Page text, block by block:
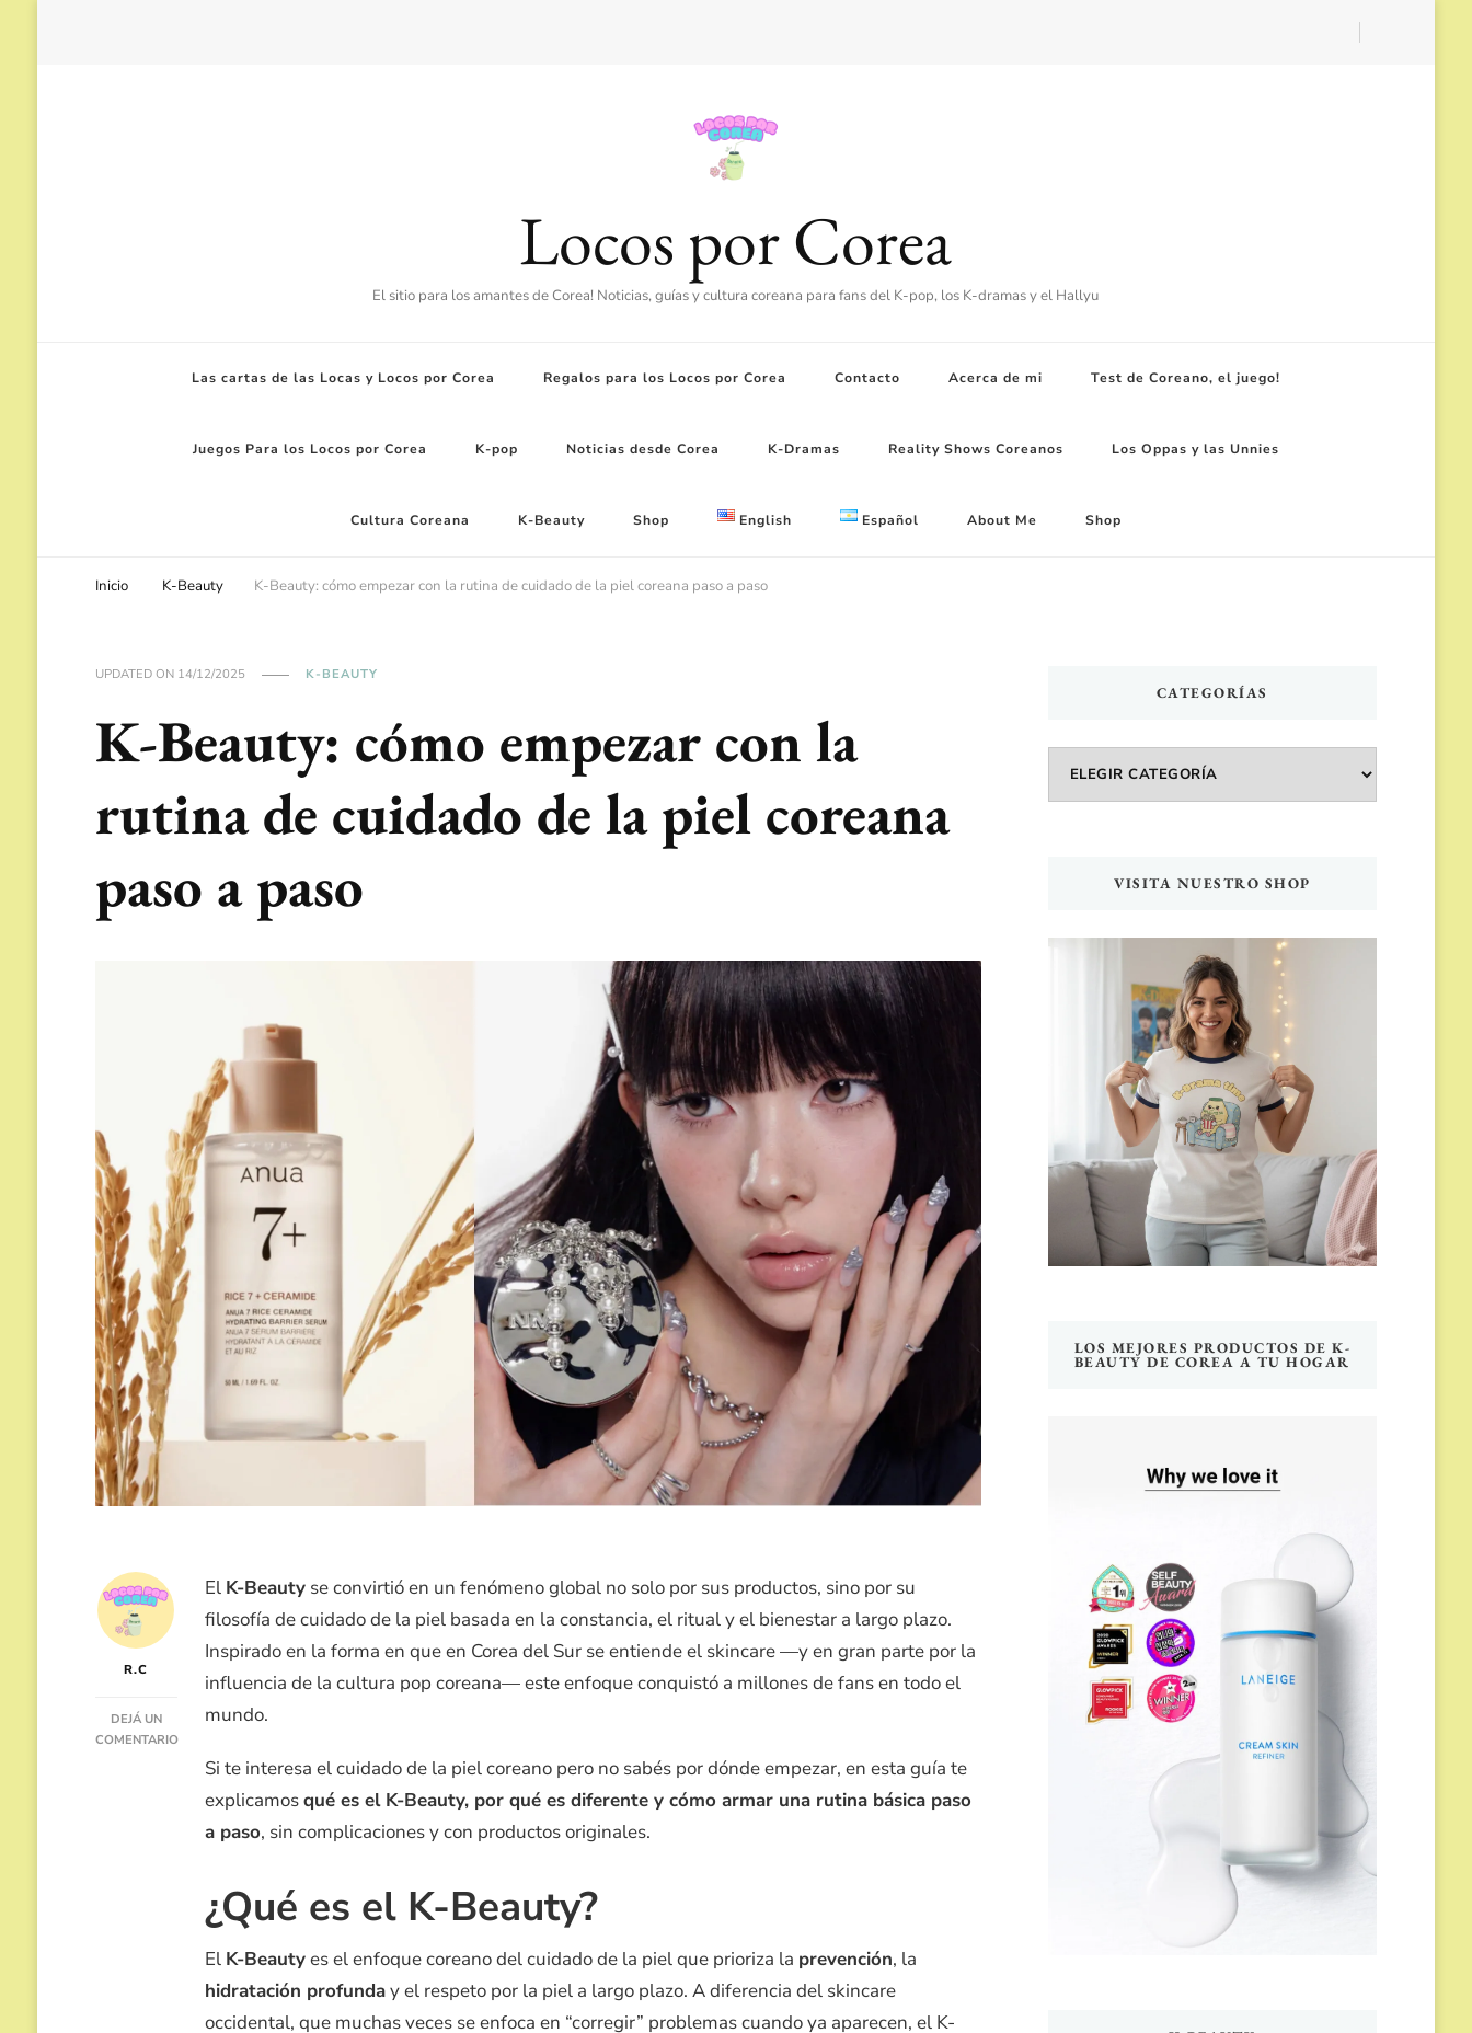
Locos por Corea
El sitio para los amantes de Corea! Noticias, guías y cultura coreana para fans del K-pop, los K-dramas y el Hallyu
Las cartas de las Locas y Locos por Corea Regalos para los Locos por Corea Contacto Acerca de mi Test de Coreano, el juego!
Juegos Para los Locos por Corea K-pop Noticias desde Corea K-Dramas Reality Shows Coreanos Los Oppas y las Unnies
Cultura Coreana K-Beauty Shop English Español About Me Shop
Inicio K-Beauty K-Beauty: cómo empezar con la rutina de cuidado de la piel coreana paso a paso
UPDATED ON 14/12/2025 K-BEAUTY
K-Beauty: cómo empezar con la
rutina de cuidado de la piel coreana
paso a paso
R.C
DEJÁ UN
COMENTARIO
El K-Beautyse convirtió en un fenómeno global no solo por sus productos, sino por su
filosofía de cuidado de la piel basada en la constancia, el ritual y el bienestar a largo plazo.
Inspirado en la forma en que en Corea del Sur se entiende el skincare —y en gran parte por la
influencia de la cultura pop coreana— este enfoque conquistó a millones de fans en todo el
mundo.
Si te interesa el cuidado de la piel coreano pero no sabés por dónde empezar, en esta guía te
explicamosqué es el K-Beauty, por qué es diferente y cómo armar una rutina básica paso
a paso, sin complicaciones y con productos originales.
¿Qué es el K-Beauty?
El K-Beautyes el enfoque coreano del cuidado de la piel que prioriza la prevención, la
hidratación profunday el respeto por la piel a largo plazo. A diferencia del skincare
occidental, que muchas veces se enfoca en “corregir” problemas cuando ya aparecen, el K-
CATEGORÍAS
Categorías
VISITA NUESTRO SHOP
LOS MEJORES PRODUCTOS DE K-
BEAUTY DE COREA A TU HOGAR